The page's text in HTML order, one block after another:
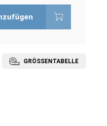
GRÖSSENTABELLE